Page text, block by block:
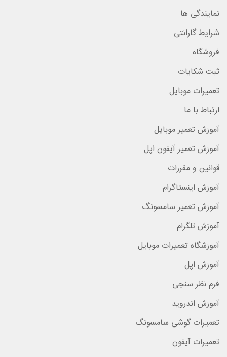
نمایندگی ها
شرایط گارانتی
فروشگاه
ثبت شکایات
تعمیرات موبایل
ارتباط با ما
آموزش تعمیر موبایل
آموزش تعمیر آیفون اپل
قوانین و مقررات
آموزش اینستاگرام
آموزش تعمیر سامسونگ
آموزش تلگرام
آموزشگاه تعمیرات موبایل
آموزش اپل
فرم نظر سنجی
آموزش اندروید
تعمیرات گوشی سامسونگ
تعمیرات آیفون